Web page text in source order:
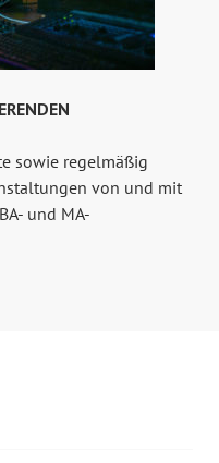
sowie regelmäßig
von und mit
und MA-